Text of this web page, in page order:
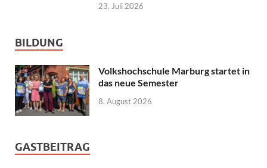
23. Juli 2026
BILDUNG
Volkshochschule Marburg startet in
das neue Semester
8. August 2026
GASTBEITRAG